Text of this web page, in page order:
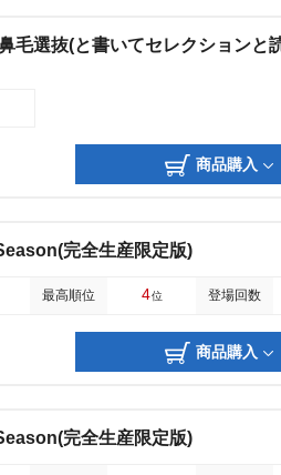
毛選抜(と書いてセレクションと
商品購入
完全生産限定版)
最高順位 4位 登場回数
商品購入
完全生産限定版)